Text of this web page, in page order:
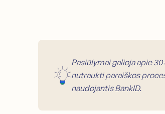
Pasiūlymai galioja apie
nutraukti paraiškos
naudojantis BankID.